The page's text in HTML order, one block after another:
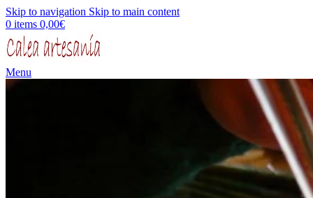
Skip to navigation Skip to main content
0 items 0,00€
Menu